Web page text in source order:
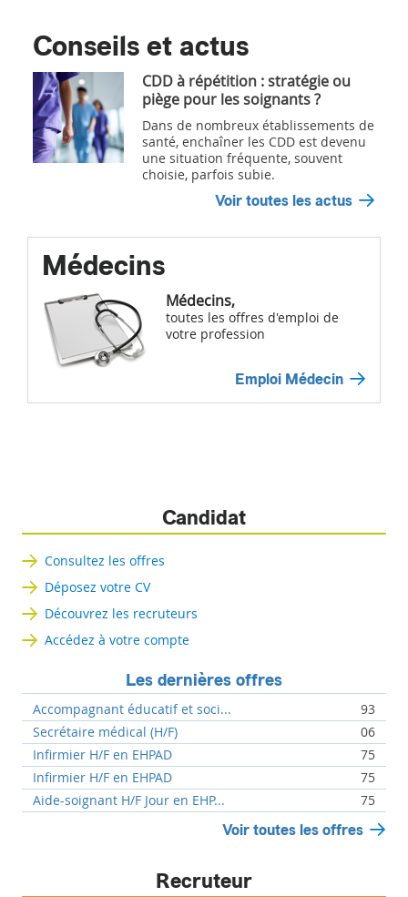
Conseils et actus
CDD à répétition : stratégie ou
piège pour les soignants ?
Dans de nombreux établissements de
santé, enchaîner les CDD est devenu
une situation fréquente, souvent
choisie, parfois subie.
Voir toutes les actus
Médecins
Médecins,
toutes les offres d'emploi de
votre profession
Emploi Médecin
Candidat
Consultez les offres
Déposez votre CV
Découvrez les recruteurs
Accédez à votre compte
Les dernières offres
Accompagnant éducatif et soci...
93
Secrétaire médical (H/F)
06
Infirmier H/F en EHPAD
75
Infirmier H/F en EHPAD
75
Aide-soignant H/F Jour en EHP...
75
Voir toutes les offres
Recruteur